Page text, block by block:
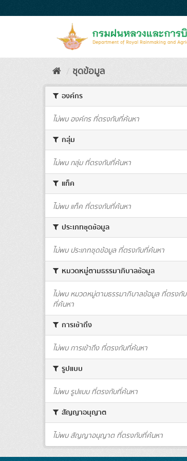
to
ชุดข้อมูล
องค์กร
ไม่พบ องค์กร ที่ตรงกับที่ค้นหา
กลุ่ม
ไม่พบ กลุ่ม ที่ตรงกับที่ค้นหา
แท็ค
ไม่พบ แท็ค ที่ตรงกับที่ค้นหา
ประเภทชุดข้อมูล
ไม่พบ ประเภทชุดข้อมูล ที่ตรงกับที่ค้นหา
หมวดหมู่ตามธรรมาภิบาลข้อมูล
ไม่พบ หมวดหมู่ตามธรรมาภิบาลข้อมูล ที่ตรงกับ
ที่ค้นหา
การเข้าถึง
ไม่พบ การเข้าถึง ที่ตรงกับที่ค้นหา
รูปแบบ
ไม่พบ รูปแบบ ที่ตรงกับที่ค้นหา
สัญญาอนุญาต
ไม่พบ สัญญาอนุญาต ที่ตรงกับที่ค้นหา